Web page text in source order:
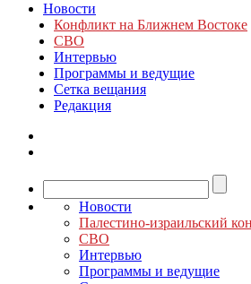
Новости
Конфликт на Ближнем Востоке
СВО
Интервью
Программы и ведущие
Сетка вещания
Редакция
Новости
Палестино-израильский
СВО
Интервью
Программы и ведущие